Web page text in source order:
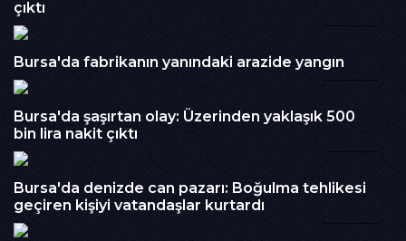
çıktı
Bursa'da fabrikanın yanındaki arazide yangın00:44
Bursa'da şaşırtan olay: Üzerinden yaklaşık 500
bin lira nakit çıktı
Bursa'da denizde can pazarı: Boğulma tehlikesi
geçiren kişiyi vatandaşlar kurtardı